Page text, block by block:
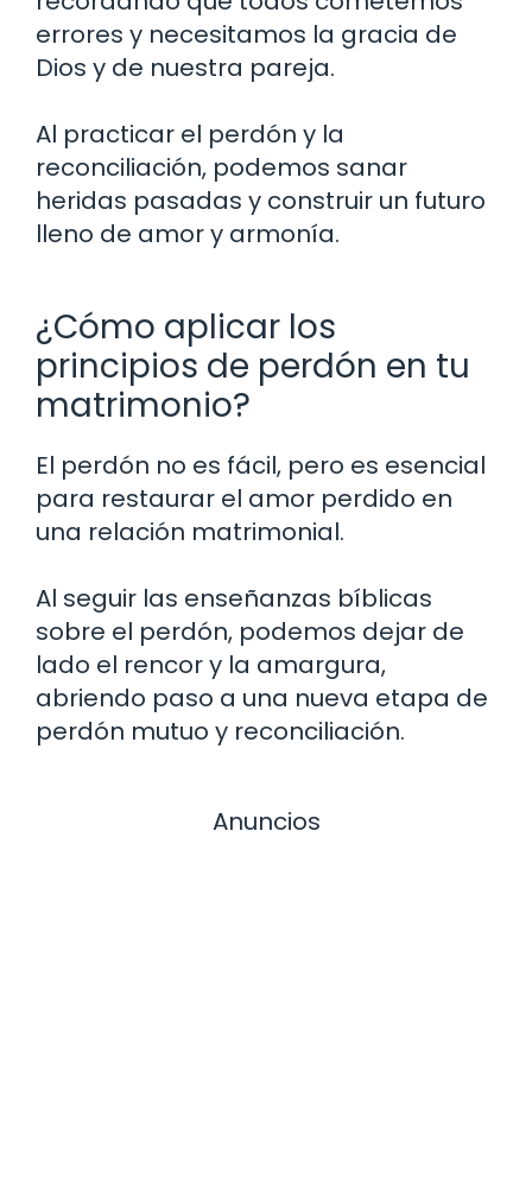
errores y necesitamos la gracia de
Dios y de nuestra pareja.
Al practicar el perdón y la
reconciliación, podemos sanar
heridas pasadas y construir un futuro
lleno de amor y armonía.
¿Cómo aplicar los
principios de perdón en tu
matrimonio?
El perdón no es fácil, pero es esencial
para restaurar el amor perdido en
una relación matrimonial.
Al seguir las enseñanzas bíblicas
sobre el perdón, podemos dejar de
lado el rencor y la amargura,
abriendo paso a una nueva etapa de
perdón mutuo y reconciliación.
Anuncios